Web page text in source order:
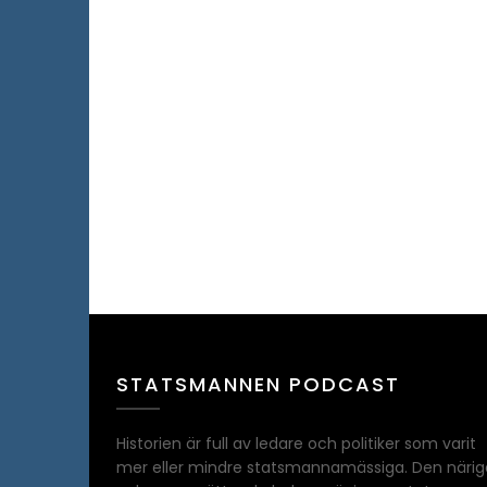
STATSMANNEN PODCAST
Historien är full av ledare och politiker som varit
mer eller mindre statsmannamässiga. Den